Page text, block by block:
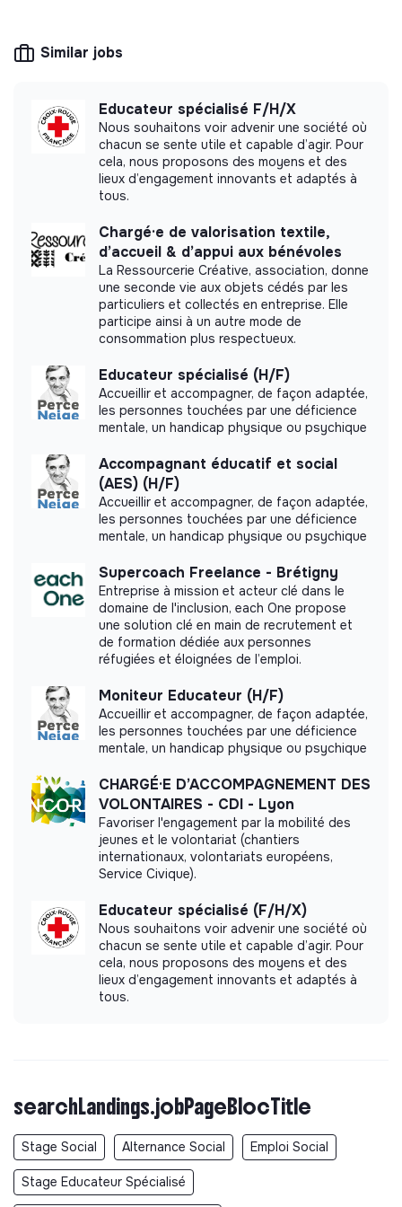
Contribuer à l’élaboration et au suivi des projets
Assurer des transmissions fiables et participer à la
communication avec l’équipe pluridisciplinaire et les
familles
Veiller au bien-être, à la sécurité et à la qualité de vie
collective des résidents
aux projets de l’établissement
🎥 Si vous souhaitez en savoir plus sur le métier
d'Accompagnant Éducatif et Social, découvrez nos
professionnelsen vidéo👈
association, cooperative, foundation, mutual or
More information
Website
employees
Handicap
Impact study
Fondation Perce Neige did not yet communicate
its impact measurement.
Labels and certifications
This structure did not communicate to us the
labels or certifications that it was able to obtain.
Documents
Did not yet add a transparency document.
Similar jobs
Educateur spécialisé F/H/X
Nous souhaitons voir advenir une société où
chacun se sente utile et capable d’agir. Pour
cela, nous proposons des moyens et des
lieux d’engagement innovants et adaptés à
tous.
Chargé·e de valorisation textile,
d’accueil & d’appui aux bénévoles
La Ressourcerie Créative, association, donne
une seconde vie aux objets cédés par les
particuliers et collectés en entreprise. Elle
participe ainsi à un autre mode de
consommation plus respectueux.
Educateur spécialisé (H/F)
Accueillir et accompagner, de façon adaptée,
les personnes touchées par une déficience
mentale, un handicap physique ou psychique
Accompagnant éducatif et social
(AES) (H/F)
Accueillir et accompagner, de façon adaptée,
les personnes touchées par une déficience
mentale, un handicap physique ou psychique
Supercoach Freelance - Brétigny
Entreprise à mission et acteur clé dans le
domaine de l'inclusion, each One propose
une solution clé en main de recrutement et
de formation dédiée aux personnes
réfugiées et éloignées de l’emploi.
Moniteur Educateur (H/F)
Accueillir et accompagner, de façon adaptée,
les personnes touchées par une déficience
mentale, un handicap physique ou psychique
CHARGÉ·E D’ACCOMPAGNEMENT DES
VOLONTAIRES - CDI - Lyon
Favoriser l'engagement par la mobilité des
jeunes et le volontariat (chantiers
internationaux, volontariats européens,
Service Civique).
Educateur spécialisé (F/H/X)
Nous souhaitons voir advenir une société où
chacun se sente utile et capable d’agir. Pour
cela, nous proposons des moyens et des
lieux d’engagement innovants et adaptés à
tous.
searchLandings.jobPageBlocTitle
Stage Social Alternance Social Emploi Social
Stage Educateur Spécialisé